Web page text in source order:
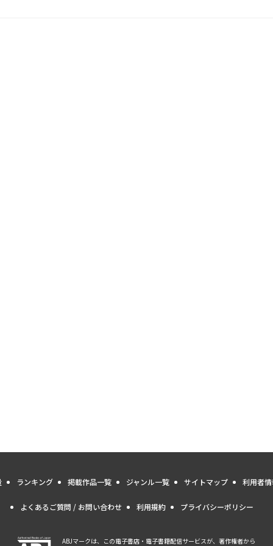
ランキング 掲載作品一覧 ジャンル一覧 サイトマップ 利用者
よくあるご質問 / お問い合わせ 利用規約 プライバシーポリシー
ABJマークは、この電子書店・電子書籍配信サービスが、著作権者から